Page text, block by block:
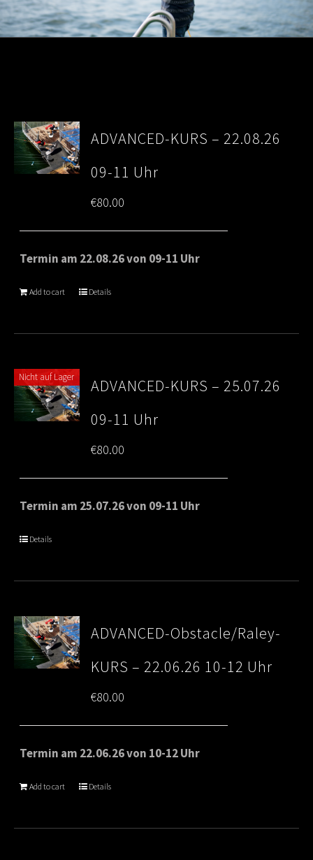
ADVANCED-KURS – 22.08.26
09-11 Uhr
€80.00
Termin am 22.08.26 von 09-11 Uhr
Add to cart Details
Nicht auf Lager
ADVANCED-KURS – 25.07.26
09-11 Uhr
€80.00
Termin am 25.07.26 von 09-11 Uhr
Details
ADVANCED-Obstacle/Raley-
KURS – 22.06.26 10-12 Uhr
€80.00
Termin am 22.06.26 von 10-12 Uhr
Add to cart Details